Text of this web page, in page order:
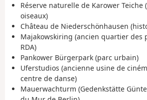
Réserve naturelle de Karower Teiche
oiseaux)
Château de Niederschönhausen
Majakowskiring (ancien quartier des
RDA)
Pankower Bürgerpark (parc urbain)
Uferstudios (ancienne usine de
centre de danse)
Mauerwachturm (Gedenkstätte